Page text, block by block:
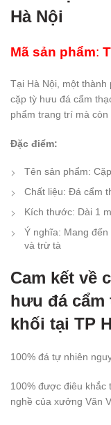
Hà Nội
Mã sản phẩm:
Tại Hà Nội, một thành
cặp tỳ hưu đá cẩm
phẩm trang trí mà
Đặc điểm:
Tên sản phẩm:
Chất liệu: Đá cẩm
Kích thước: Dài 1
Ý nghĩa: Mang
và trừ tà
Cam kết về
hưu đá cẩm
khối tại TP
100% đá tự nhiên
100% được điêu khắc
nghề của xưởng Văn